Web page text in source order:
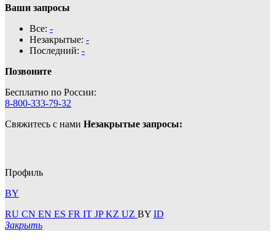
Ваши запросы
Все: -
Незакрытые: -
Последний: -
Позвоните
Бесплатно по России:
8-800-333-79-32
Свяжитесь с нами Незакрытые запросы:
Профиль
BY
RU CN EN ES FR IT JPKZ UZ BY ID
Закрыть